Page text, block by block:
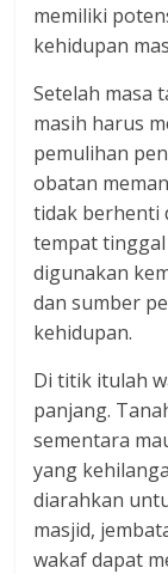
memiliki
kehidupan
Setelah masa
masih harus
pemulihan
obatan
tidak berhenti
tempat
digunakan
dan sumber
kehidupan.
Di titik itulah
panjang.
sementara
yang
diarahkan
masjid,
wakaf dapat